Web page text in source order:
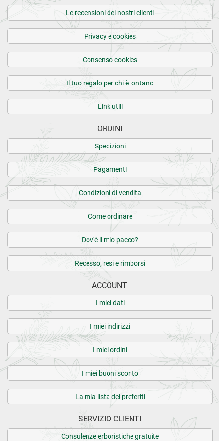
Le recensioni dei nostri clienti
Privacy e cookies
Consenso cookies
Il tuo regalo per chi è lontano
Link utili
ORDINI
Spedizioni
Pagamenti
Condizioni di vendita
Come ordinare
Dov'è il mio pacco?
Recesso, resi e rimborsi
ACCOUNT
I miei dati
I miei indirizzi
I miei ordini
I miei buoni sconto
La mia lista dei preferiti
SERVIZIO CLIENTI
Consulenze erboristiche gratuite